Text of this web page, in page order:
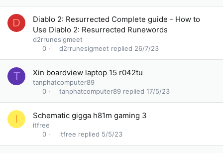
D
Diablo 2: Resurrected Complete guide - How to
Use Diablo 2: Resurrected Runewords
d2rrunesigmeet
0
26/7/23
d2rrunesigmeet
T Xin boardview laptop 15 r042tu
tanphatcomputer89
0
17/5/23
tanphatcomputer89
I Schematic gigga h81m gaming 3
itfree
0
5/5/23
itfree